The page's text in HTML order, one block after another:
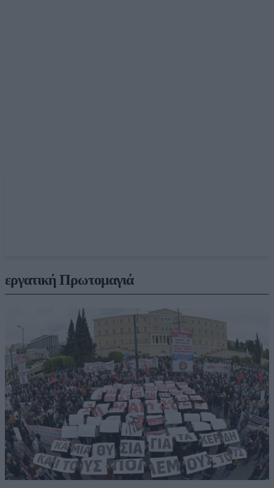
εργατική Πρωτομαγιά